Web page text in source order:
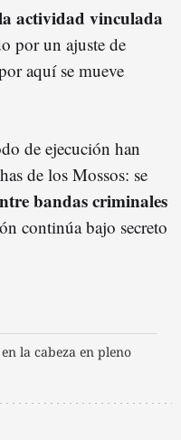
actividad vinculada
por un ajuste de
aquí se mueve
de ejecución han
de los Mossos: se
bandas criminales
continúa bajo secreto
la cabeza en pleno